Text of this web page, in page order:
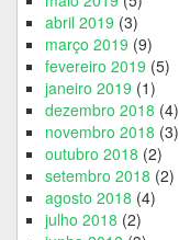
abril 2019 (3)
março 2019 (9)
fevereiro 2019 (5)
janeiro 2019 (1)
dezembro 2018 (4)
novembro 2018 (3)
outubro 2018 (2)
setembro 2018 (2)
agosto 2018 (4)
julho 2018 (2)